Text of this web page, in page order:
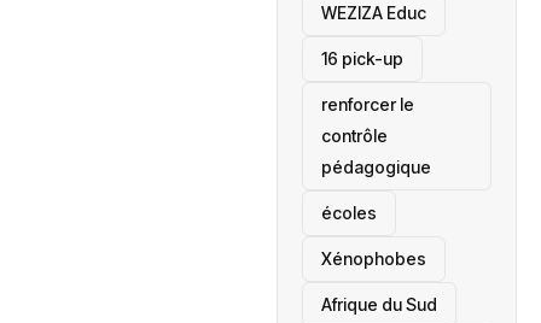
‎WEZIZA Educ
16 pick-up
renforcer le
contrôle
pédagogique
écoles
‎Xénophobes
Afrique du Sud